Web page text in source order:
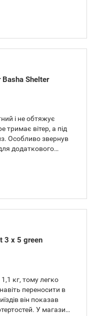
наступного
Shelter
і не обтяжує
тримає вітер, а під
Особливо звернув
додаткового
краплями.
3 х 5 green
кг, тому легко
переносити в
він показав
У магазині